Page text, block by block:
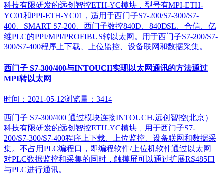
科技有限研发的远创智控ETH-YC模块，型号有MPI-ETH-
YC01和PPI-ETH-YC01，适用于西门子S7-200/S7-300/S7-
400、SMART S7-200、西门子数控840D、840DSL、合信、亿
维PLC的PPI/MPI/PROFIBUS转以太网。用于西门子S7-200/S7-
300/S7-400程序上下载、上位监控、设备联网和数据采集。
西门子 S7-300/400与INTOUCH实现以太网通讯的方法通过
MPI转以太网
时间：2021-05-12浏览量：3414
西门子 S7-300/400 通过模块连接INTOUCH,远创智控(北京）
科技有限研发的远创智控ETH-YC模块，用于西门子S7-
200/S7-300/S7-400程序上下载、上位监控、设备联网和数据采
集。不占用PLC编程口，即编程软件/上位机软件通过以太网
对PLC数据监控和采集的同时，触摸屏可以通过扩展RS485口
与PLC进行通讯。